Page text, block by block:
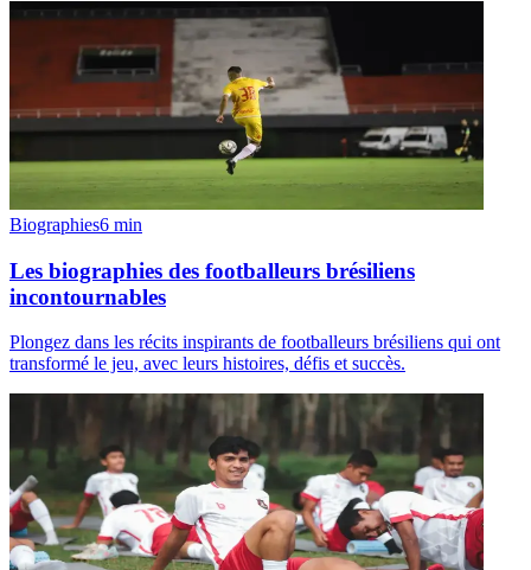
Biographies6 min
Les biographies des footballeurs brésiliens
incontournables
Plongez dans les récits inspirants de footballeurs brésiliens qui ont
transformé le jeu, avec leurs histoires, défis et succès.